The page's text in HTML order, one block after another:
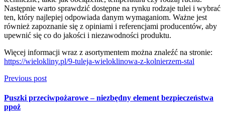
Następnie warto sprawdzić dostępne na rynku rodzaje tulei i wybrać
ten, który najlepiej odpowiada danym wymaganiom. Ważne jest
również zapoznanie się z opiniami i referencjami producentów, aby
upewnić się co do jakości i niezawodności produktu.
Więcej informacji wraz z asortymentem można znaleźć na stronie:
https://wielokliny.pl/9-tuleja-wieloklinowa-z-kolnierzem-stal
Previous post
Puszki przeciwpożarowe – niezbędny element bezpieczeństwa
ppoż